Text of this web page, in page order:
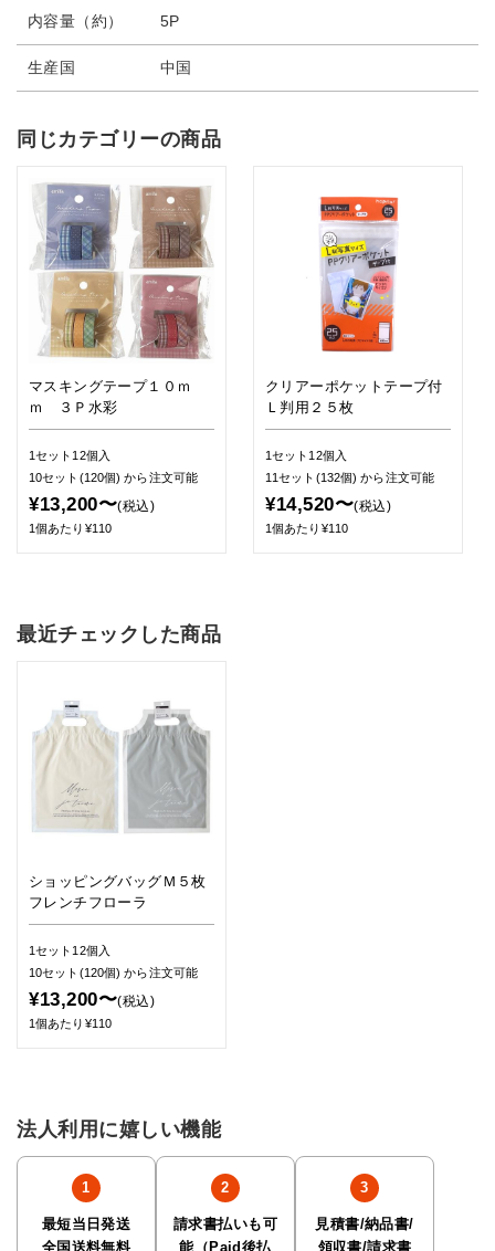
内容量（約） 5P
生産国 中国
同じカテゴリーの商品
マスキングテープ１０ｍ
ｍ ３Ｐ水彩
1セット12個入
10セット(120個)から注文可能
¥13,200〜(税込)
1個あたり¥110
クリアーポケットテープ付
Ｌ判用２５枚
1セット12個入
11セット(132個)から注文可能
¥14,520〜(税込)
1個あたり¥110
最近チェックした商品
ショッピングバッグＭ５枚
フレンチフローラ
1セット12個入
10セット(120個)から注文可能
¥13,200〜(税込)
1個あたり¥110
法人利用に嬉しい機能
最短当日発送
全国送料無料
請求書払いも可
能（Paid後払
見積書/納品書/
領収書/請求書